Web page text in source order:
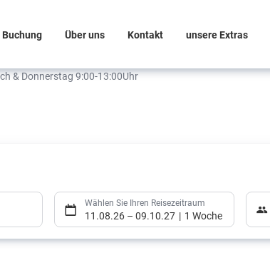
Buchung Über uns Kontakt unsere Extras
& Donnerstag 9:00-13:00Uhr
Wählen Sie Ihren Reisezeitraum
11.08.26 – 09.10.27 1 Woche